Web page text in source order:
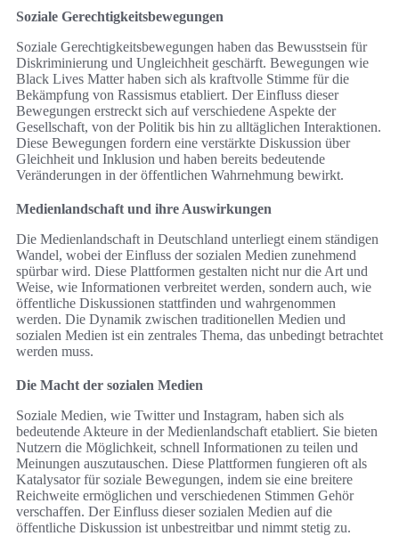
Soziale Gerechtigkeitsbewegungen
Soziale Gerechtigkeitsbewegungen haben das Bewusstsein für
Diskriminierung und Ungleichheit geschärft. Bewegungen wie
Black Lives Matter haben sich als kraftvolle Stimme für die
Bekämpfung von Rassismus etabliert. Der Einfluss dieser
Bewegungen erstreckt sich auf verschiedene Aspekte der
Gesellschaft, von der Politik bis hin zu alltäglichen Interaktionen.
Diese Bewegungen fordern eine verstärkte Diskussion über
Gleichheit und Inklusion und haben bereits bedeutende
Veränderungen in der öffentlichen Wahrnehmung bewirkt.
Medienlandschaft und ihre Auswirkungen
Die Medienlandschaft in Deutschland unterliegt einem ständigen
Wandel, wobei der Einfluss der sozialen Medien zunehmend
spürbar wird. Diese Plattformen gestalten nicht nur die Art und
Weise, wie Informationen verbreitet werden, sondern auch, wie
öffentliche Diskussionen stattfinden und wahrgenommen
werden. Die Dynamik zwischen traditionellen Medien und
sozialen Medien ist ein zentrales Thema, das unbedingt betrachtet
werden muss.
Die Macht der sozialen Medien
Soziale Medien, wie Twitter und Instagram, haben sich als
bedeutende Akteure in der Medienlandschaft etabliert. Sie bieten
Nutzern die Möglichkeit, schnell Informationen zu teilen und
Meinungen auszutauschen. Diese Plattformen fungieren oft als
Katalysator für soziale Bewegungen, indem sie eine breitere
Reichweite ermöglichen und verschiedenen Stimmen Gehör
verschaffen. Der Einfluss dieser sozialen Medien auf die
öffentliche Diskussion ist unbestreitbar und nimmt stetig zu.